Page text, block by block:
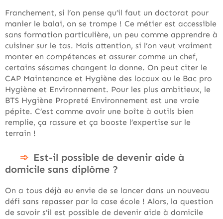
Franchement, si l’on pense qu’il faut un doctorat pour
manier le balai, on se trompe ! Ce métier est accessible
sans formation particulière, un peu comme apprendre à
cuisiner sur le tas. Mais attention, si l’on veut vraiment
monter en compétences et assurer comme un chef,
certains sésames changent la donne. On peut citer le
CAP Maintenance et Hygiène des locaux ou le Bac pro
Hygiène et Environnement. Pour les plus ambitieux, le
BTS Hygiène Propreté Environnement est une vraie
pépite. C’est comme avoir une boîte à outils bien
remplie, ça rassure et ça booste l’expertise sur le
terrain !
Est-il possible de devenir aide à
domicile sans diplôme ?
On a tous déjà eu envie de se lancer dans un nouveau
défi sans repasser par la case école ! Alors, la question
de savoir s’il est possible de devenir aide à domicile